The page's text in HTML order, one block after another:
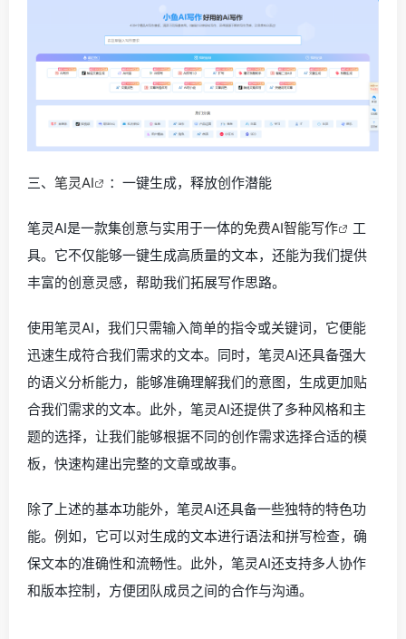
三、 笔灵AI ：一键生成，释放创作潜能
笔灵AI是一款集创意与实用于一体的免费AI智能写作
工
具。它不仅能够一键生成高质量的文本，还能为我们提供
丰富的创意灵感，帮助我们拓展写作思路。
使用笔灵AI，我们只需输入简单的指令或关键词，它便能
迅速生成符合我们需求的文本。同时，笔灵AI还具备强大
的语义分析能力，能够准确理解我们的意图，生成更加贴
合我们需求的文本。此外，笔灵AI还提供了多种风格和主
题的选择，让我们能够根据不同的创作需求选择合适的模
板，快速构建出完整的文章或故事。
除了上述的基本功能外，笔灵AI还具备一些独特的特色功
能。例如，它可以对生成的文本进行语法和拼写检查，确
保文本的准确性和流畅性。此外，笔灵AI还支持多人协作
和版本控制，方便团队成员之间的合作与沟通。